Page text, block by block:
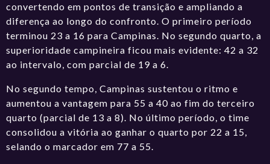
convertendo em pontos de transição e ampliando a
diferença ao longo do confronto. O primeiro período
terminou 23 a 16 para Campinas. No segundo quarto, a
superioridade campineira ficou mais evidente: 42 a 32
ao intervalo, com parcial de 19 a 6.
No segundo tempo, Campinas sustentou o ritmo e
aumentou a vantagem para 55 a 40 ao fim do terceiro
quarto (parcial de 13 a 8). No último período, o time
consolidou a vitória ao ganhar o quarto por 22 a 15,
selando o marcador em 77 a 55.